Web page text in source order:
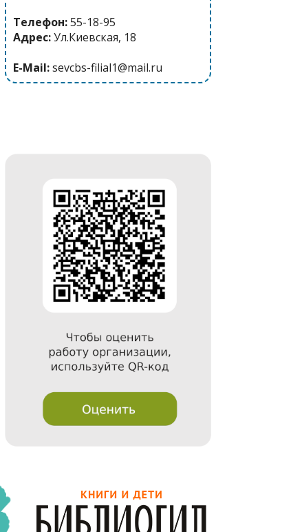
Телефон:55-18-95
Адрес:Ул.Киевская, 18
E-Mail:sevcbs-filial1@mail.ru